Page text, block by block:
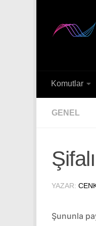
Komutlar
GENEL
YAZAR:
Şununla